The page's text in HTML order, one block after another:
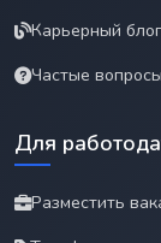
Карьерный блог
Частые вопросы
Для
Разместить